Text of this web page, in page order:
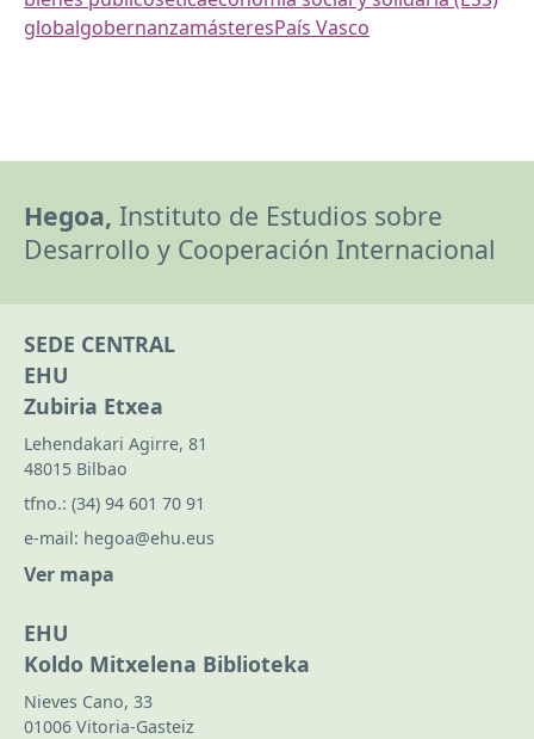
globalgobernanzamásteresPaís Vasco
Hegoa, Instituto de Estudios sobre
Desarrollo y Cooperación Internacional
SEDE CENTRAL
EHU
Zubiria Etxea
Lehendakari Agirre, 81
48015 Bilbao
tfno.: (34) 94 601 70 91
e-mail: hegoa@ehu.eus
Ver mapa
EHU
Koldo Mitxelena Biblioteka
Nieves Cano, 33
01006 Vitoria-Gasteiz